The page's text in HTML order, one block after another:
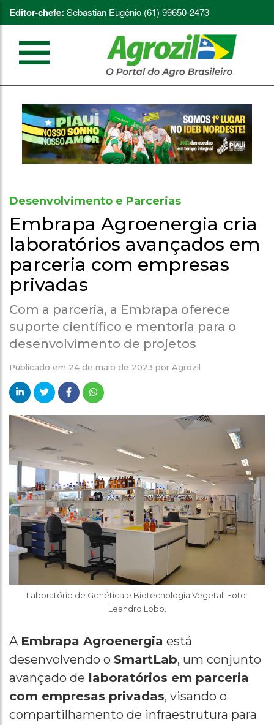
Editor-chefe: Sebastian Eugênio (61) 99650-2473
Desenvolvimento e Parcerias
Embrapa Agroenergia cria
laboratórios avançados em
parceria com empresas
privadas
Com a parceria, a Embrapa oferece
suporte científico e mentoria para o
desenvolvimento de projetos
Publicado em 24 de maio de 2023 por Agrozil
Laboratório de Genética e Biotecnologia Vegetal. Foto:
Leandro Lobo.
A Embrapa Agroenergia está
desenvolvendo o SmartLab, um conjunto
avançado de laboratórios em parceria
com empresas privadas, visando o
compartilhamento de infraestrutura para